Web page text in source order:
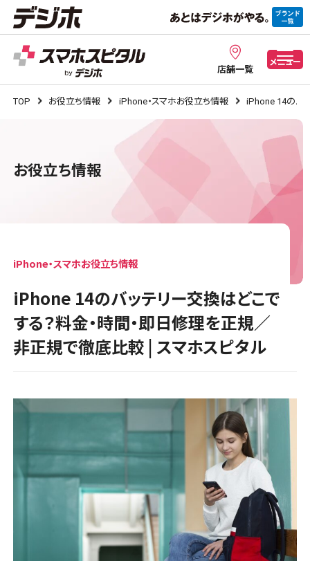
店舗一覧
メニュー
TOP お役立ち情報 iPhone・スマホお役立ち情報 iPhone 14のバ
お役立ち情報
iPhone・スマホお役立ち情報
iPhone 14のバッテリー交換はどこで
する？料金・時間・即日修理を正規／
非正規で徹底比較 | スマホスピタル